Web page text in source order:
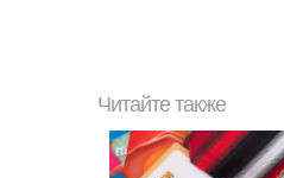
Читайте также